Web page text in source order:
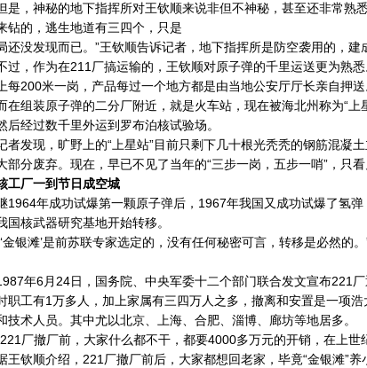
，神秘的地下指挥所对王钦顺来说非但不神秘，甚至还非常熟
钻的，逃生地道有三四个，只是
还没发现而已。”王钦顺告诉记者，地下指挥所是防空袭用的，建
，作为在211厂搞运输的，王钦顺对原子弹的千里运送更为熟悉
每200米一岗，产品每过一个地方都是由当地公安厅厅长亲自押送
组装原子弹的二分厂附近，就是火车站，现在被海北州称为“上
后经过数千里外运到罗布泊核试验场。
发现，旷野上的“上星站”目前只剩下几十根光秃秃的钢筋混凝
部分废弃。现在，早已不见了当年的“三步一岗，五步一哨”，只看
工厂一到节日成空城
年成功试爆第一颗原子弹后，1967年我国又成功试爆了氢弹
国核武器研究基地开始转移。
银滩’是前苏联专家选定的，没有任何秘密可言，转移是必然的
年6月24日，国务院、中央军委十二个部门联合发文宣布221厂
职工有1万多人，加上家属有三四万人之多，撤离和安置是一项
技术人员。其中尤以北京、上海、合肥、淄博、廊坊等地居多。
厂撤厂前，大家什么都不干，都要4000多万元的开销，在上世
钦顺介绍，221厂撤厂前后，大家都想回老家，毕竟“金银滩”养